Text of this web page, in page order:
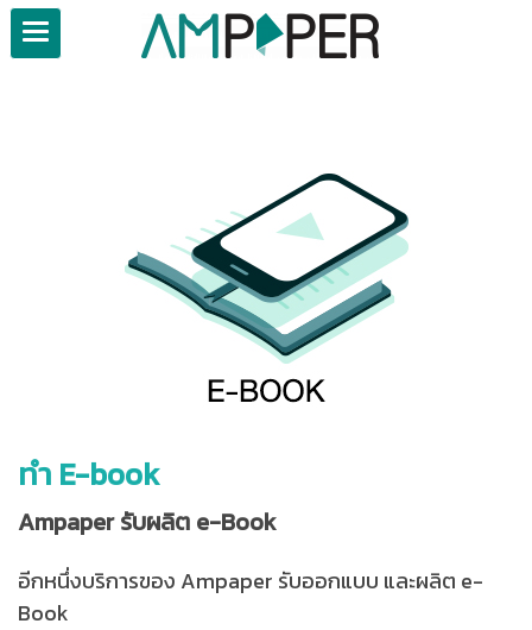
ทำ E-book
Ampaper รับผลิต e-Book
อีกหนึ่งบริการของ Ampaper รับออกแบบ และผลิต e-
Book